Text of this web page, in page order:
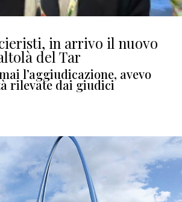
in arrivo il nuovo
del Tar
l’aggiudicazione, avevo
rilevate dai giudici